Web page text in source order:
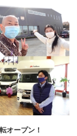
オープン！